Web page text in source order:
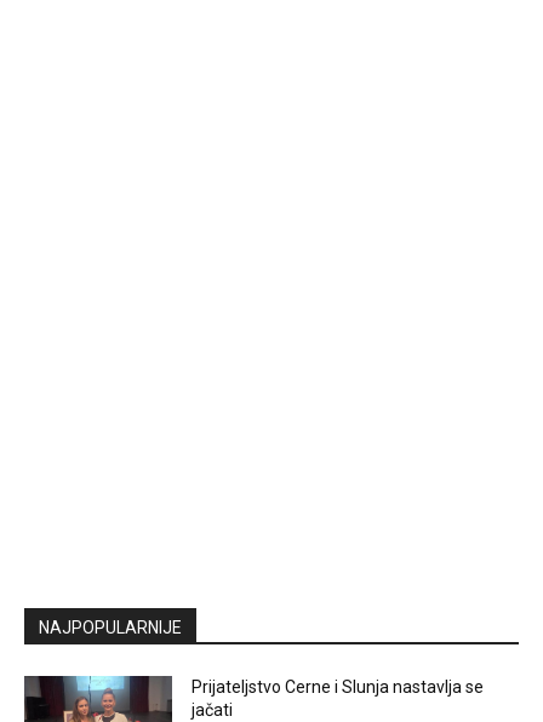
NAJPOPULARNIJE
Prijateljstvo Cerne i Slunja nastavlja se
jačati